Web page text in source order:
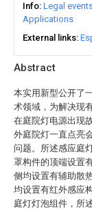
Abstract
本实用新型公开了
术领域，为解决现
在庭院灯电源出现
外庭院灯一直点亮
问题。所述感应庭
罩构件的顶端设置
侧均设置有辅助散
均设置有红外感应
庭灯灯泡组件，所
Info Legal
Applications
External links